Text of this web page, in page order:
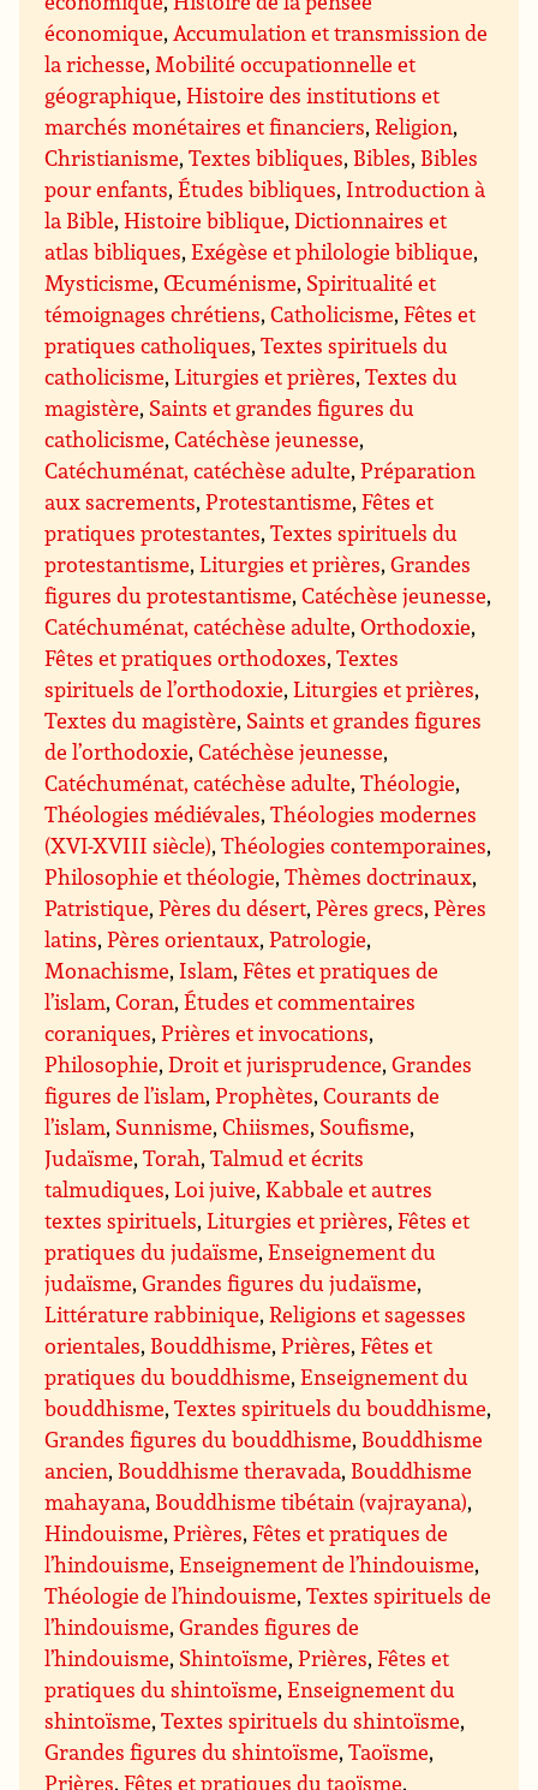
économique, Accumulation et transmission de
la richesse, Mobilité occupationnelle et
géographique,Histoire des institutions et
marchés monétaires et financiers,Religion,
Christianisme,Textes bibliques, Bibles, Bibles
pour enfants,Études bibliques, Introduction à
la Bible,Histoire biblique,Dictionnaires et
atlas bibliques,Exégèse et philologie biblique,
Mysticisme,Œcuménisme, Spiritualité et
témoignages chrétiens,Catholicisme,Fêtes et
pratiques catholiques,Textes spirituels du
catholicisme,Liturgies et prières,Textes du
magistère, Saints et grandes figures du
catholicisme,Catéchèse jeunesse,
Catéchuménat, catéchèse adulte,Préparation
aux sacrements,Protestantisme,Fêtes et
pratiques protestantes,Textes spirituels du
protestantisme,Liturgies et prières,Grandes
figures du protestantisme,Catéchèse jeunesse,
Catéchuménat, catéchèse adulte,Orthodoxie,
Fêtes et pratiques orthodoxes,Textes
spirituels de l’orthodoxie,Liturgies et prières,
Textes du magistère, Saints et grandes figures
de l’orthodoxie,Catéchèse jeunesse,
Catéchuménat, catéchèse adulte,Théologie,
Théologies médiévales,Théologies modernes
(XVI-XVIII siècle),Théologies contemporaines,
Philosophie et théologie,Thèmes doctrinaux,
Patristique,Pères du désert,Pères grecs,Pères
latins,Pères orientaux,Patrologie,
Monachisme, Islam,Fêtes et pratiques de
l’islam,Coran,Études et commentaires
coraniques,Prières et invocations,
Philosophie,Droit et jurisprudence,Grandes
figures de l’islam,Prophètes,Courants de
l’islam, Sunnisme,Chiismes, Soufisme,
Judaïsme,Torah,Talmud et écrits
talmudiques,Loi juive,Kabbale et autres
textes spirituels,Liturgies et prières,Fêtes et
pratiques du judaïsme,Enseignement du
judaïsme,Grandes figures du judaïsme,
Littérature rabbinique,Religions et sagesses
orientales, Bouddhisme,Prières,Fêtes et
pratiques du bouddhisme,Enseignement du
bouddhisme,Textes spirituels du bouddhisme,
Grandes figures du bouddhisme, Bouddhisme
ancien, Bouddhisme theravada, Bouddhisme
mahayana, Bouddhisme tibétain (vajrayana),
Hindouisme,Prières,Fêtes et pratiques de
l’hindouisme,Enseignement de l’hindouisme,
Théologie de l’hindouisme,Textes spirituels de
l’hindouisme,Grandes figures de
l’hindouisme, Shintoïsme,Prières,Fêtes et
pratiques du shintoïsme,Enseignement du
shintoïsme,Textes spirituels du shintoïsme,
Grandes figures du shintoïsme,Taoïsme,
Prières,Fêtes et pratiques du taoïsme,